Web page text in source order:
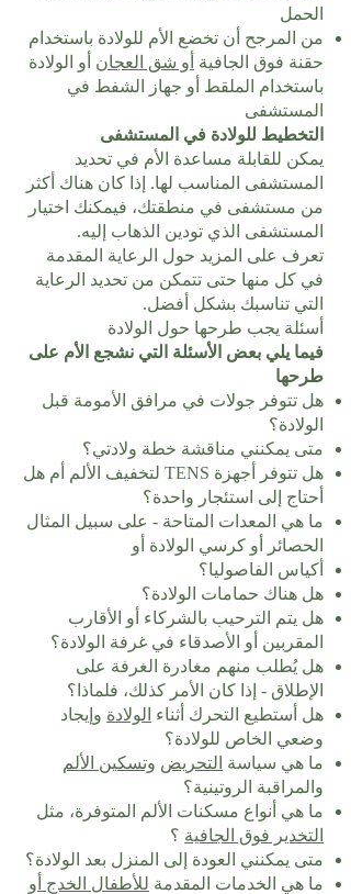
الحمل
من المرجح أن تخضع الأم للولادة باستخدام
حقنة فوق الجافية أو شق العجان أو الولادة
باستخدام الملقط أو جهاز الشفط في
المستشفى
التخطيط للولادة في المستشفى
يمكن للقابلة مساعدة الأم في تحديد
المستشفى المناسب لها. إذا كان هناك أكثر
من مستشفى في منطقتك، فيمكنك اختيار
المستشفى الذي تودين الذهاب إليه.
تعرف على المزيد حول الرعاية المقدمة
في كل منها حتى تتمكن من تحديد الرعاية
التي تناسبك بشكل أفضل.
أسئلة يجب طرحها حول الولادة
فيما يلي بعض الأسئلة التي نشجع الأم على
طرحها
هل تتوفر جولات في مرافق الأمومة قبل
الولادة؟
متى يمكنني مناقشة خطة ولادتي؟
هل تتوفر أجهزة TENS لتخفيف الألم أم هل
أحتاج إلى استئجار واحدة؟
ما هي المعدات المتاحة - على سبيل المثال
الحصائر أو كرسي الولادة أو
أكياس الفاصوليا؟
هل هناك حمامات الولادة؟
هل يتم الترحيب بالشركاء أو الأقارب
المقربين أو الأصدقاء في غرفة الولادة؟
هل يُطلب منهم مغادرة الغرفة على
الإطلاق - إذا كان الأمر كذلك، فلماذا؟
هل أستطيع التحرك أثناء الولادة وإيجاد
وضعي الخاص للولادة؟
ما هي سياسة التحريض وتسكين الألم
والمراقبة الروتينية؟
ما هي أنواع مسكنات الألم المتوفرة، مثل
التخدير فوق الجافية ؟
متى يمكنني العودة إلى المنزل بعد الولادة؟
ما هي الخدمات المقدمة للأطفال الخدج أو